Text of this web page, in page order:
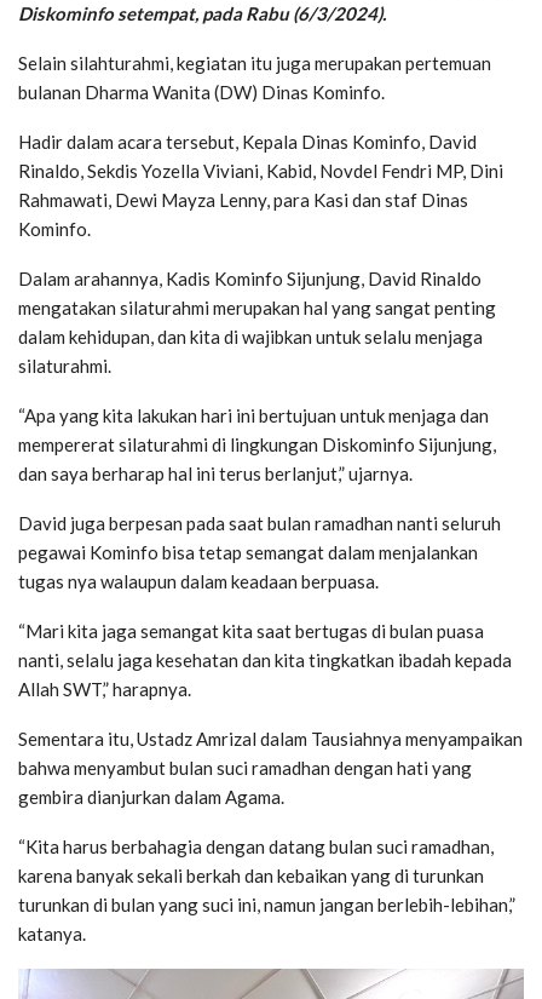
Diskominfo setempat, pada Rabu (6/3/2024).
Selain silahturahmi, kegiatan itu juga merupakan pertemuan
bulanan Dharma Wanita (DW) Dinas Kominfo.
Hadir dalam acara tersebut, Kepala Dinas Kominfo, David
Rinaldo, Sekdis Yozella Viviani, Kabid, Novdel Fendri MP, Dini
Rahmawati, Dewi Mayza Lenny, para Kasi dan staf Dinas
Kominfo.
Dalam arahannya, Kadis Kominfo Sijunjung, David Rinaldo
mengatakan silaturahmi merupakan hal yang sangat penting
dalam kehidupan, dan kita di wajibkan untuk selalu menjaga
silaturahmi.
“Apa yang kita lakukan hari ini bertujuan untuk menjaga dan
mempererat silaturahmi di lingkungan Diskominfo Sijunjung,
dan saya berharap hal ini terus berlanjut,” ujarnya.
David juga berpesan pada saat bulan ramadhan nanti seluruh
pegawai Kominfo bisa tetap semangat dalam menjalankan
tugas nya walaupun dalam keadaan berpuasa.
“Mari kita jaga semangat kita saat bertugas di bulan puasa
nanti, selalu jaga kesehatan dan kita tingkatkan ibadah kepada
Allah SWT,” harapnya.
Sementara itu, Ustadz Amrizal dalam Tausiahnya menyampaikan
bahwa menyambut bulan suci ramadhan dengan hati yang
gembira dianjurkan dalam Agama.
“Kita harus berbahagia dengan datang bulan suci ramadhan,
karena banyak sekali berkah dan kebaikan yang di turunkan
turunkan di bulan yang suci ini, namun jangan berlebih-lebihan,”
katanya.